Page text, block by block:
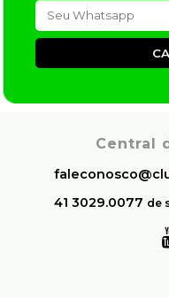
Central
41 3029.0077 de